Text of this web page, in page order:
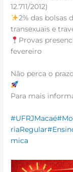
12.711/2012)
2% das bolsas
transexuais e
Provas
fevereiro
Não perca o
Para mais
#UFRJMacaé
riaRegular
mica